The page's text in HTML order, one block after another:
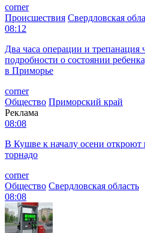
corner
Происшествия Свердловская
08:12
Два часа операции и трепанация
подробности о состоянии
в Приморье
corner
Общество Приморский край
Реклама
08:08
В Кушве к началу осени
торнадо
corner
Общество Свердловская область
08:08